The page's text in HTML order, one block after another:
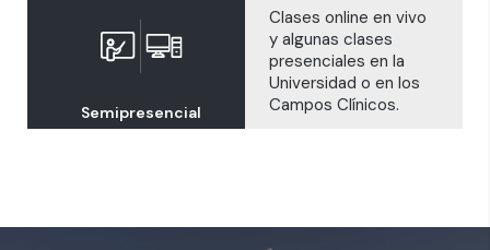
Semipresencial
Clases online en vivo
y algunas clases
presenciales en la
Universidad o en los
Campos Clínicos.